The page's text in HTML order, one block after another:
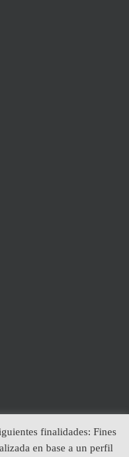
finalidades: Fines
en base a un perfil